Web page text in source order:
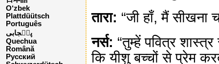
O‘zbek
Plattdüütsch
Português
پن٘جابی
Quechua
Română
Русский
तारा: “जी हाँ, मैं
नर्स: “तुम्हें पवित्र
कि यीशु बच्चों से प्रेम